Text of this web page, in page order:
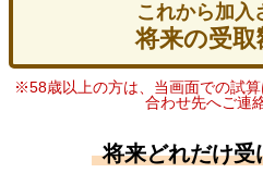
これから加入
将来の受
※58歳以上の方は、当画面での試
合わせ先へご連
将来どれだけ受